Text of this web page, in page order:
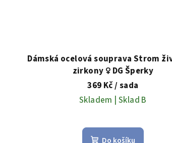
Dámská ocelová souprava Strom
zirkony ♀️ DG Šperky
369 Kč/ sada
Skladem | Sklad B